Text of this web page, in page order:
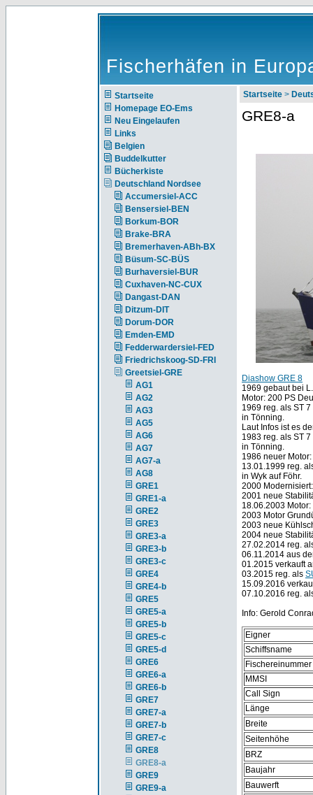
Fischerhäfen in
Startseite
Homepage EO-Ems
Neu Eingelaufen
Links
Belgien
Buddelkutter
Bücherkiste
Deutschland Nordsee
Accumersiel-ACC
Bensersiel-BEN
Borkum-BOR
Brake-BRA
Bremerhaven-ABh-BX
Büsum-SC-BÜS
Burhaversiel-BUR
Cuxhaven-NC-CUX
Dangast-DAN
Ditzum-DIT
Dorum-DOR
Emden-EMD
Fedderwardersiel-FED
Friedrichskoog-SD-FRI
Greetsiel-GRE
AG1
AG2
AG3
AG5
AG6
AG7
AG7-a
AG8
GRE1
GRE1-a
GRE2
GRE3
GRE3-a
GRE3-b
GRE3-c
GRE4
GRE4-b
GRE5
GRE5-a
GRE5-b
GRE5-c
GRE5-d
GRE6
GRE6-a
GRE6-b
GRE7
GRE7-a
GRE7-b
GRE7-c
GRE8
GRE8-a
GRE9
GRE9-a
Startseite >
GRE8-a
Diashow GRE 8
1969 gebaut bei
Motor: 200 PS
1969 reg. als ST
in Tönning.
Laut Infos ist es
1983 reg. als ST
in Tönning.
1986 neuer
13.01.1999 reg.
in Wyk auf Föhr.
2000
2001 neue
18.06.2003
2003 Motor
2003 neue
2004 neue
27.02.2014 reg.
06.11.2014 aus
01.2015 verkauft
03.2015 reg. als
15.09.2016
07.10.2016 reg.
Info: Gerold
Eigner
Schiffsname
Fischereinummer
MMSI
Call Sign
Länge
Breite
Seitenhöhe
BRZ
Baujahr
Bauwerft